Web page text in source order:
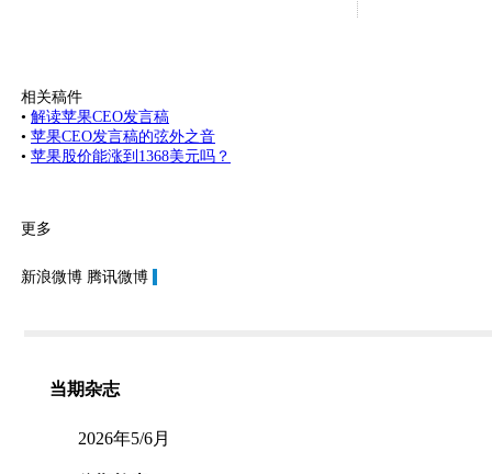
相关稿件
• 解读苹果CEO发言稿
• 苹果CEO发言稿的弦外之音
• 苹果股价能涨到1368美元吗？
更多
新浪微博 腾讯微博